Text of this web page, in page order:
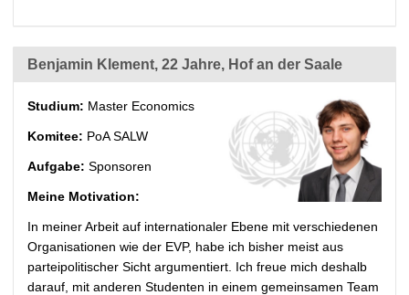
Benjamin Klement, 22 Jahre, Hof an der Saale
Studium: Master Economics
Komitee: PoA SALW
Aufgabe: Sponsoren
Meine Motivation:
In meiner Arbeit auf internationaler Ebene mit verschiedenen
Organisationen wie der EVP, habe ich bisher meist aus
parteipolitischer Sicht argumentiert. Ich freue mich deshalb
darauf, mit anderen Studenten in einem gemeinsamen Team